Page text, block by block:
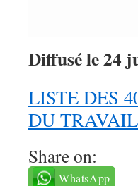
Diffusé le 24
LISTE DES
DU
Share on:
WhatsApp